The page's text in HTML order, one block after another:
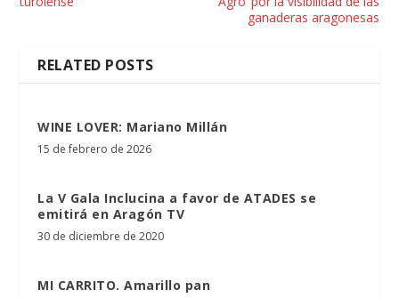
ganaderas aragonesas
RELATED POSTS
WINE LOVER: Mariano Millán
15 de febrero de 2026
La V Gala Inclucina a favor de ATADES se
emitirá en Aragón TV
30 de diciembre de 2020
MI CARRITO. Amarillo pan